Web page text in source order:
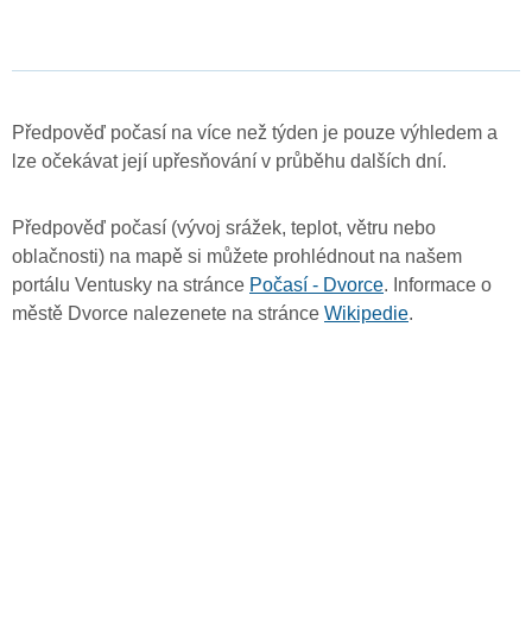
Předpověď počasí na více než týden je pouze výhledem a
lze očekávat její upřesňování v průběhu dalších dní.
Předpověď počasí (vývoj srážek, teplot, větru nebo
oblačnosti) na mapě si můžete prohlédnout na našem
portálu Ventusky na stránce Počasí - Dvorce. Informace o
městě Dvorce nalezenete na stránce Wikipedie.